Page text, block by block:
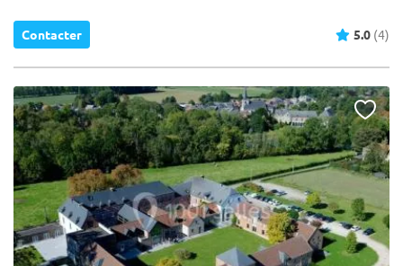
Contacter 5.0 (4)